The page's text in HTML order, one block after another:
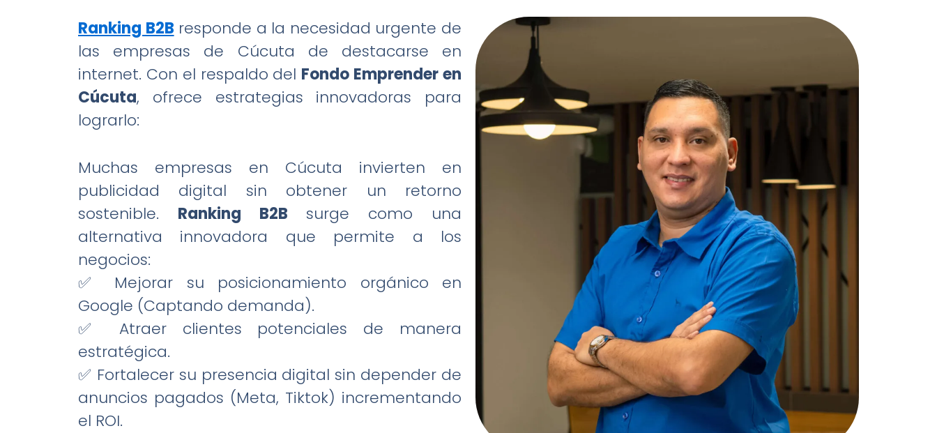
Ranking B2B responde a la necesidad urgente de
las empresas de Cúcuta de destacarse en
internet. Con el respaldo del Fondo Emprender en
Cúcuta, ofrece estrategias innovadoras para
lograrlo:
Muchas empresas en Cúcuta invierten en
publicidad digital sin obtener un retorno
sostenible. Ranking B2B surge como una
alternativa innovadora que permite a los
negocios:
✅ Mejorar su posicionamiento orgánico en
Google (Captando demanda).
✅ Atraer clientes potenciales de manera
estratégica.
✅ Fortalecer su presencia digital sin depender de
anuncios pagados (Meta, Tiktok) incrementando
el ROI.